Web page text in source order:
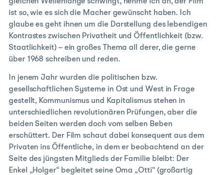
ist so, wie es sich die Macher gewünscht haben. Ich
glaube es geht ihnen um die Darstellung des lebendigen
Kontrastes zwischen Privatheit und Öffentlichkeit (bzw.
Staatlichkeit) – ein großes Thema all derer, die gerne
über 1968 schreiben und reden.
In jenem Jahr wurden die politischen bzw.
gesellschaftlichen Systeme in Ost und West in Frage
gestellt, Kommunismus und Kapitalismus stehen in
unterschiedlichen revolutionären Prüfungen, aber die
beiden Seiten werden doch vom selben Beben
erschüttert. Der Film schaut dabei konsequent aus dem
Privaten ins Öffentliche, in dem er beobachtend an der
Seite des jüngsten Mitglieds der Familie bleibt: Der
Enkel „Holger“ begleitet seine Oma „Otti“ (großartig